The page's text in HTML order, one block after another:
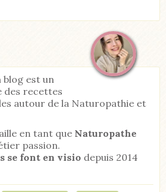
blog est un
des recettes
autour de la Naturopathie et
en tant que Naturopathe
passion.
se font en visio depuis 2014